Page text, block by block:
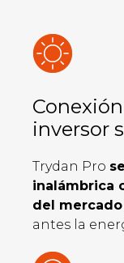
inversor
Trydan Pro
inalámbrica
del mercado
antes la